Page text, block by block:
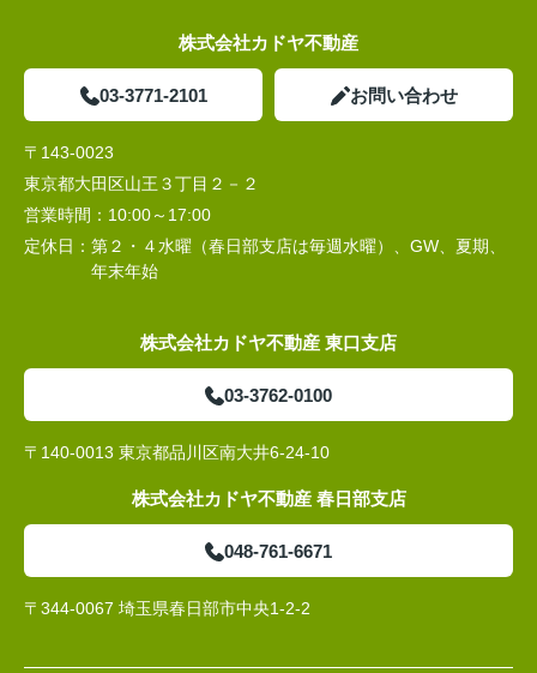
株式会社カドヤ不動産
03-3771-2101 お問い合わせ
〒143-0023
東京都大田区山王３丁目２－２
営業時間： 10:00～17:00
定休日： 第２・４水曜（春日部支店は毎週水曜）、GW、夏期、
年末年始
株式会社カドヤ不動産 東口支店
03-3762-0100
〒140-0013 東京都品川区南大井6-24-10
株式会社カドヤ不動産 春日部支店
048-761-6671
〒344-0067 埼玉県春日部市中央1-2-2